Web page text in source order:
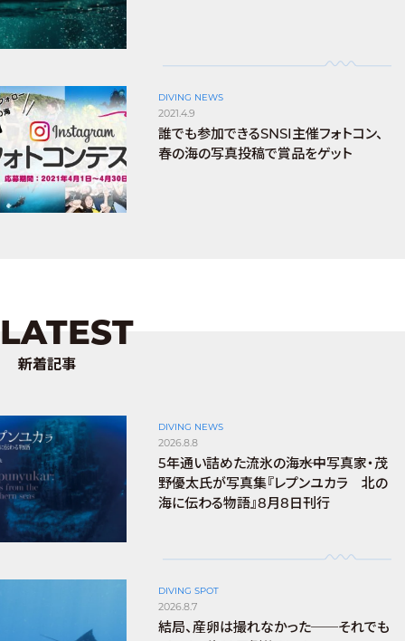
DIVING NEWS
2021.4.9
誰でも参加できるSNSI主催フォトコン、
春の海の写真投稿で賞品をゲット
LATEST
新着記事
DIVING NEWS
2026.8.8
5年通い詰めた流氷の海――水中写真家・茂
野優太氏が写真集『レプンユカラ 北の
海に伝わる物語』8月8日刊行
DIVING SPOT
2026.8.7
結局、産卵は撮れなかった──それでも